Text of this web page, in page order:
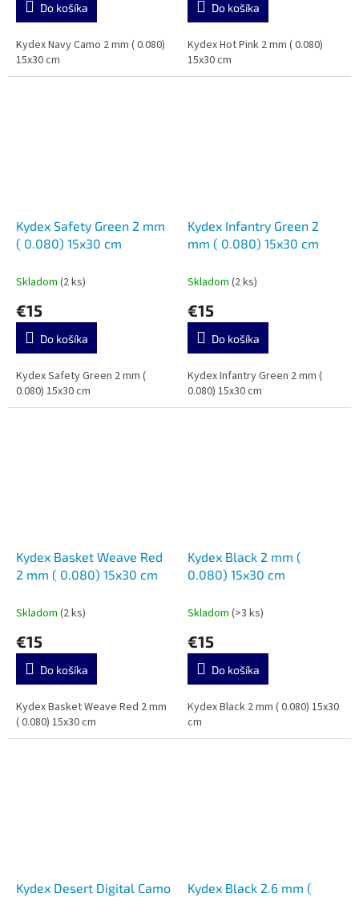
Do košíka
Kydex Navy Camo 2 mm ( 0.080)
15x30 cm
Do košíka
Kydex Hot Pink 2 mm ( 0.080)
15x30 cm
Kydex Safety Green 2 mm
( 0.080) 15x30 cm
Skladom (2 ks)
€15
Do košíka
Kydex Safety Green 2 mm (
0.080) 15x30 cm
Kydex Infantry Green 2
mm ( 0.080) 15x30 cm
Skladom (2 ks)
€15
Do košíka
Kydex Infantry Green 2 mm (
0.080) 15x30 cm
Kydex Basket Weave Red
2 mm ( 0.080) 15x30 cm
Skladom (2 ks)
€15
Do košíka
Kydex Basket Weave Red 2 mm
( 0.080) 15x30 cm
Kydex Black 2 mm (
0.080) 15x30 cm
Skladom (>3 ks)
€15
Do košíka
Kydex Black 2 mm ( 0.080) 15x30
cm
Kydex Desert Digital Camo Kydex Black 2.6 mm (